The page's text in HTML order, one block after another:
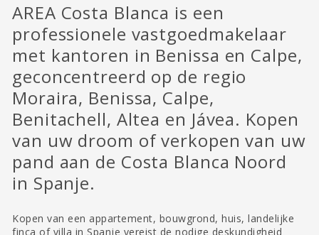
AREA Costa Blanca is een
professionele vastgoedmakelaar
met kantoren in Benissa en Calpe,
geconcentreerd op de regio
Moraira, Benissa, Calpe,
Benitachell, Altea en Jávea. Kopen
van uw droom of verkopen van uw
pand aan de Costa Blanca Noord
in Spanje.
Kopen van een appartement, bouwgrond, huis, landelijke
finca of villa in Spanje vereist de nodige deskundigheid